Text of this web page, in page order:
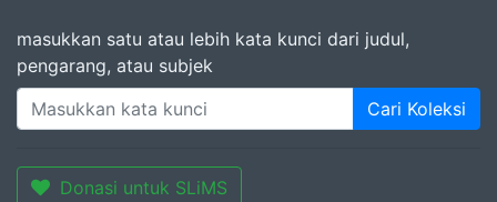
masukkan satu atau lebih kata kunci dari judul,
pengarang, atau subjek
Cari Koleksi
Donasi untuk SLiMS